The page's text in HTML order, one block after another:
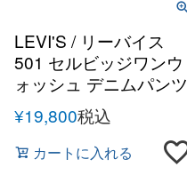
LEVI'S / リーバイス
501 セルビッジワンウ
ォッシュ デニムパンツ
¥19,800税込
カートに入れる